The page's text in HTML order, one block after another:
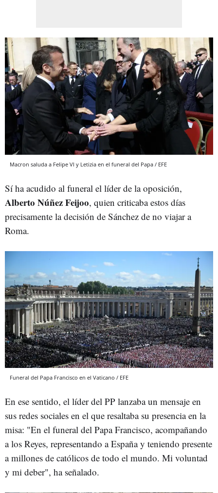
Macron saluda a Felipe VI y Letizia en el funeral del Papa / EFE
Sí ha acudido al funeral el líder de la oposición,
Alberto Núñez Feijoo, quien criticaba estos días
precisamente la decisión de Sánchez de no viajar a
Roma.
Funeral del Papa Francisco en el Vaticano / EFE
En ese sentido, el líder del PP lanzaba un mensaje en
sus redes sociales en el que resaltaba su presencia en la
misa: "En el funeral del Papa Francisco, acompañando
a los Reyes, representando a España y teniendo presente
a millones de católicos de todo el mundo. Mi voluntad
y mi deber", ha señalado.